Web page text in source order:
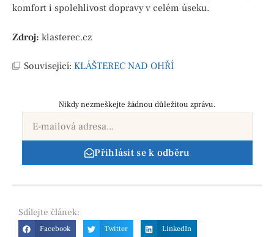
komfort i spolehlivost dopravy v celém úseku.
Zdroj: klasterec.cz
Související: KLÁŠTEREC NAD OHŘÍ
Nikdy nezmeškejte žádnou důležitou zprávu.
Přihlásit se k odběru
Sdílejte článek:
Facebook Twitter LinkedIn